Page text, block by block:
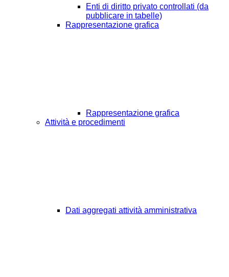
Enti di diritto privato controllati (da
pubblicare in tabelle)
Rappresentazione grafica
Rappresentazione grafica
Attività e procedimenti
Dati aggregati attività amministrativa